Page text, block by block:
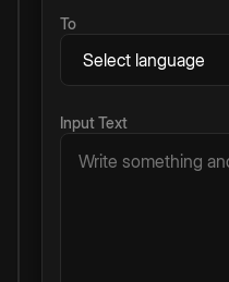
To
Input Text